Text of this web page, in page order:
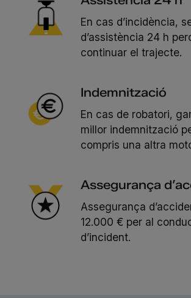
En cas d’incidència,
d’assistència 24 h
continuar el trajecte.
Indemnització
En cas de robatori,
millor indemnització
compris una altra
Assegurança
Assegurança
12.000 € per al
d’incident.